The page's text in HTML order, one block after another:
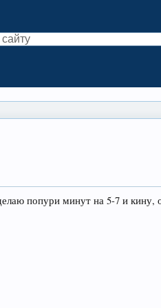
попури минут на 5-7 и кину,